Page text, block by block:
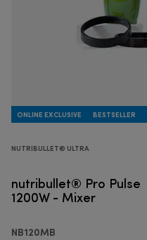
ONLINE EXCLUSIVE BESTSELLER
NUTRIBULLET® ULTRA
nutribullet® Pro Pulse
1200W - Mixer
NB120MB